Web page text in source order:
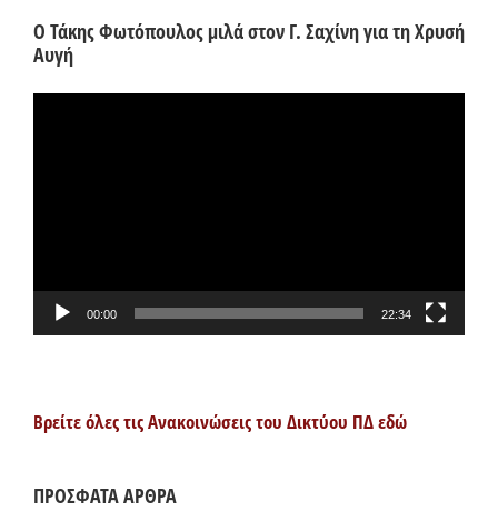
Ο Τάκης Φωτόπουλος μιλά στον Γ. Σαχίνη για τη Χρυσή
Αυγή
00:00 22:34
Βρείτε όλες τις Ανακοινώσεις του Δικτύου ΠΔ εδώ
ΠΡΟΣΦΑΤΑ ΑΡΘΡΑ